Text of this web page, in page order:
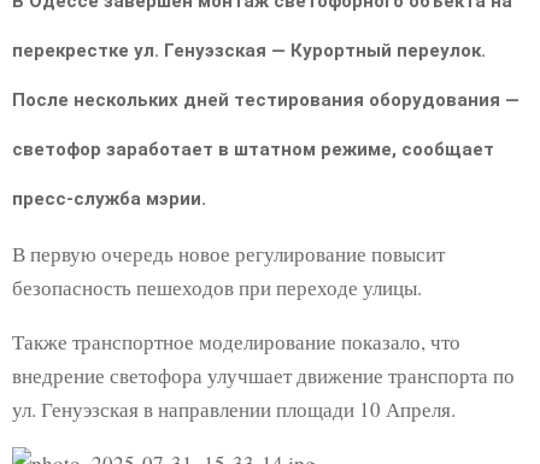
перекрестке ул. Генуэзская — Курортный переулок.
После нескольких дней тестирования оборудования —
светофор заработает в штатном режиме, сообщает
пресс-служба мэрии.
В первую очередь новое регулирование повысит
безопасность пешеходов при переходе улицы.
Также транспортное моделирование показало, что
внедрение светофора улучшает движение транспорта по
ул. Генуэзская в направлении площади 10 Апреля.